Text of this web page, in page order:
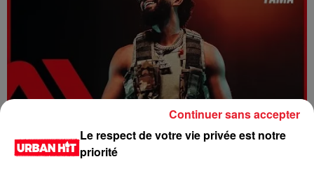
Dystinct - Yama
Le respect de votre vie privée est notre
priorité
Continuer sans accepter